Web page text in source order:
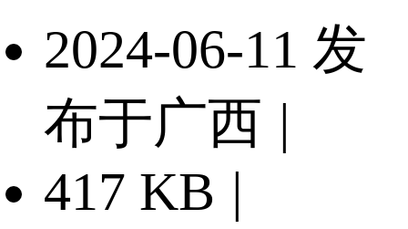
2024-06-11 发
布于广西 |
417 KB |